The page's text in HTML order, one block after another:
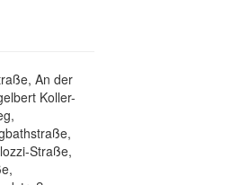
An der
Koller-
Straße,